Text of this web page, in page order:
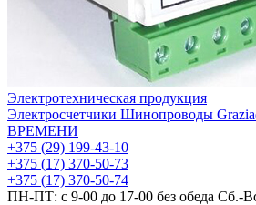
Электротехническая продукция
Электросчетчики Шинопроводы
ВРЕМЕНИ
+375 (29) 199-43-10
+375 (17) 370-50-73
+375 (17) 370-50-74
ПН-ПТ: с 9-00 до 17-00 без обеда Сб.-